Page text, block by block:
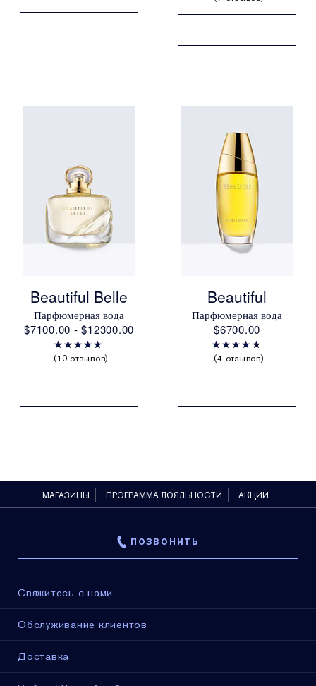
Beautiful Belle
Парфюмерная вода
$7100.00 - $12300.00
10 отзывов
Beautiful
Парфюмерная вода
$6700.00
4 отзывов
МАГАЗИНЫ ПРОГРАММА ЛОЯЛЬНОСТИ АКЦИИ
ПОЗВОНИТЬ
Свяжитесь с нами
Обслуживание клиентов
Доставка